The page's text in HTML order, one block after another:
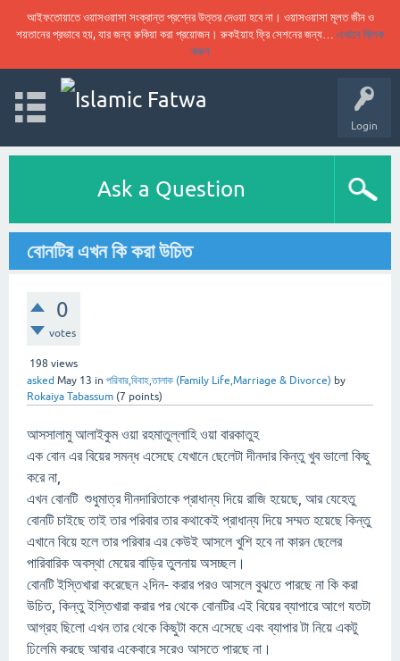
আইফতোয়াতে ওয়াসওয়াসা সংক্রান্ত প্রশ্নের উত্তর দেওয়া হবে না। ওয়াসওয়াসা মূলত জীন ও
শয়তানের প্রভাবে হয়, যার জন্য রুকিয়া করা প্রয়োজন। রুকইয়াহ ফ্রি সেশনের জন্য… এখানে ক্লিক
করুন
Login
Ask a Question
বোনটির এখন কি করা উচিত
0
votes
198 views
asked May 13 in পরিবার,বিবাহ,তালাক (Family Life,Marriage & Divorce) by
Rokaiya Tabassum (7 points)
আসসালামু আলাইকুম ওয়া রহমাতুল্লাহি ওয়া বারকাতুহ
এক বোন এর বিয়ের সমন্ধ এসেছে যেখানে ছেলেটা দীনদার কিন্তু খুব ভালো কিছু
করে না,
এখন বোনটি শুধুমাত্র দীনদারিতাকে প্রাধান্য দিয়ে রাজি হয়েছে, আর যেহেতু
বোনটি চাইছে তাই তার পরিবার তার কথাকেই প্রাধান্য দিয়ে সম্মত হয়েছে কিন্তু
এখানে বিয়ে হলে তার পরিবার এর কেউই আসলে খুশি হবে না কারন ছেলের
পারিবারিক অবস্থা মেয়ের বাড়ির তুলনায় অসচ্ছল।
বোনটি ইস্তিখারা করেছেন ২দিন- করার পরও আসলে বুঝতে পারছে না কি করা
উচিত, কিন্তু ইস্তিখারা করার পর থেকে বোনটির এই বিয়ের ব্যাপারে আগে যতটা
আগ্রহ ছিলো এখন তার থেকে কিছুটা কমে এসেছে এবং ব্যাপার টা নিয়ে একটু
ঢিলেমি করছে আবার একেবারে সরেও আসতে পারছে না।